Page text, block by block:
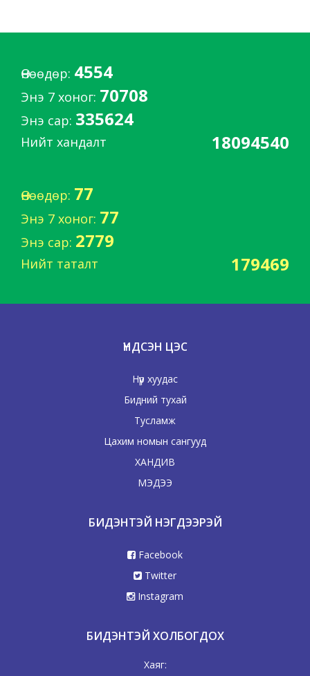
Өнөөдөр: 4554
Энэ 7 хоног: 70708
Энэ сар: 335624
Нийт хандалт 18094540
Өнөөдөр: 77
Энэ 7 хоног: 77
Энэ сар: 2779
Нийт таталт 179469
ҮНДСЭН ЦЭС
Нүүр хуудас
Бидний тухай
Тусламж
Цахим номын сангууд
ХАНДИВ
МЭДЭЭ
БИДЭНТЭЙ НЭГДЭЭРЭЙ
Facebook
Twitter
Instagram
БИДЭНТЭЙ ХОЛБОГДОХ
Хаяг: